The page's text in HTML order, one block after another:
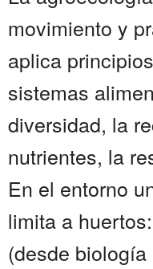
movimiento y
aplica
sistemas
diversidad, la
nutrientes, la
En el entorno
limita a
(desde